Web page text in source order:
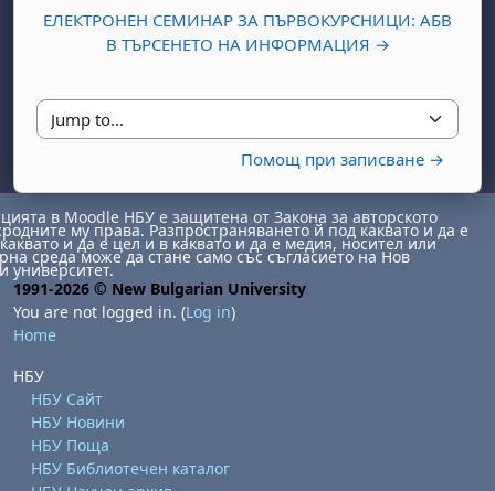
ЕЛЕКТРОНЕН СЕМИНАР ЗА ПЪРВОКУРСНИЦИ: АБВ
В ТЪРСЕНЕТО НА ИНФОРМАЦИЯ →
Jump to...
Помощ при записване →
1 August
2 August
8 August
9 August
15 August
16 August
22 August
23 August
в Moodle НБУ е защитена от Закона за авторското
му права. Разпространяването й под каквато и да е
и да е цел и в каквато и да е медия, носител или
среда може да стане само със съгласието на Нов
университет.
1991-2026 © New Bulgarian University
You are not logged in. (Log in)
Home
НБУ
НБУ Сайт
НБУ Новини
НБУ Поща
НБУ Библиотечен каталог